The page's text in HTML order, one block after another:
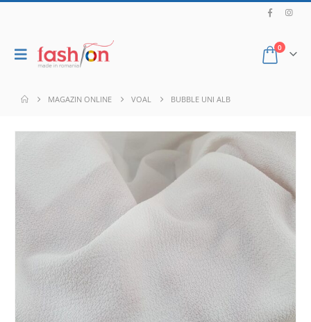
0
MAGAZIN ONLINE VOAL BUBBLE UNI ALB